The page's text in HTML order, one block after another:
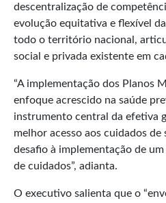
descentralização de
evolução equitativa e flexível
todo o território nacional,
social e privada existente em
“A implementação dos Planos
enfoque acrescido na saúde
instrumento central da efetiva
melhor acesso aos cuidados de
desafio à implementação de
de cuidados”, adianta.
O executivo salienta que o